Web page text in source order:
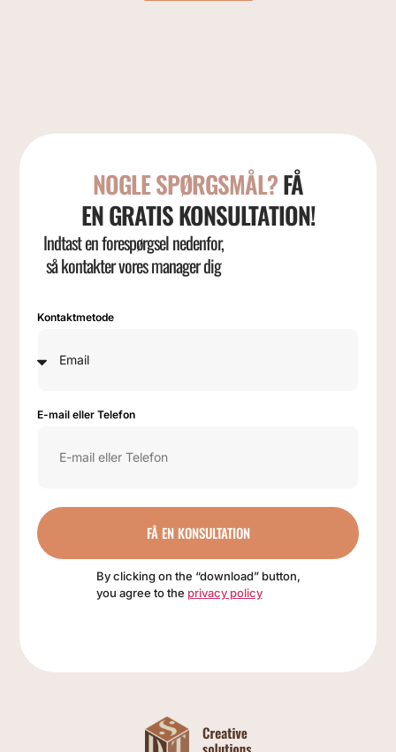
NOGLE SPØRGSMÅL?FÅ
EN GRATIS KONSULTATION!
Indtast en forespørgsel nedenfor,
så kontakter vores manager dig
Kontaktmetode
E-mail eller Telefon
FÅ EN KONSULTATION
By clicking on the “download” button,
you agree to the privacy policy